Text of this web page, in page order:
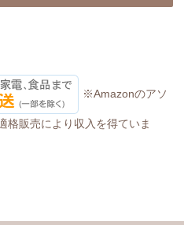
※Amazonのアソ
格販売により収入を得ていま